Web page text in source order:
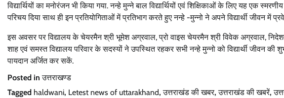
विद्यार्थियों का मनोरंजन भी किया गया. नन्हे मुन्ने बाल विद्यार्थियों एवं शिक्षिकाओं के लिए यह एक
परिचय दिया साथ ही इन प्रतियोगिताओं में प्रतिभाग करते हुए नन्हे -मुन्नो ने अपने विद्यार्थी जीवन में
इस अवसर पर विद्यालय के चेयरमैन श्री भूमेश अग्रवाल, प्रो वाइस चेयरमैन श्री विवेक अग्रवाल,
शाह एवं समस्त विद्यालय परिवार के सदस्यों ने उपस्थित रहकर सभी नन्हे मुन्नो को विद्यार्थी जीवन
पायदान अर्जित कर सकें.
Posted inउत्तराखण्ड
Tagged haldwani, Letest news of uttarakhand,उत्तराखंड की खबर,उत्तराखंड की खबरें,